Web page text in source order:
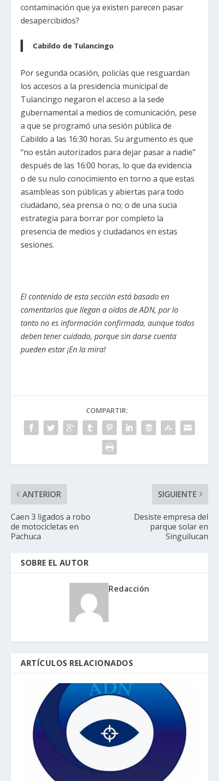
contaminación que ya existen parecen pasar
desapercibidos?
Cabildo de Tulancingo
Por segunda ocasión, policías que resguardan
los accesos a la presidencia municipal de
Tulancingo negaron el acceso a la sede
gubernamental a medios de comunicación, pese
a que se programó una sesión pública de
Cabildo a las 16:30 horas. Su argumento es que
“no están autorizados para dejar pasar a nadie”
después de las 16:00 horas, lo que da evidencia
o de su nulo conocimiento en torno a que estas
asambleas son públicas y abiertas para todo
ciudadano, sea prensa o no; o de una sucia
estrategia para borrar por completo la
presencia de medios y ciudadanos en estas
sesiones.
El contenido de esta sección está basado en
comentarios que llegan a oídos de ADN, por lo
tanto no es información confirmada, aunque todos
deben tener cuidado, porque sin darse cuenta
pueden estar ¡En la mira!
COMPARTIR:
ANTERIOR
Caen 3 ligados a robo
de motocicletas en
Pachuca
SIGUIENTE
Desiste empresa del
parque solar en
Singuilucan
SOBRE EL AUTOR
Redacción
ARTÍCULOS RELACIONADOS